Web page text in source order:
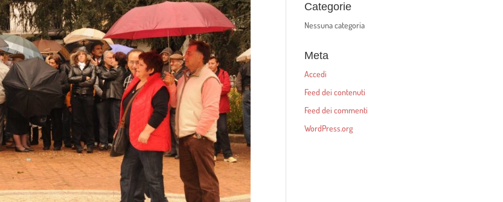
Categorie
Nessuna categoria
Meta
Accedi
Feed dei contenuti
Feed dei commenti
WordPress.org